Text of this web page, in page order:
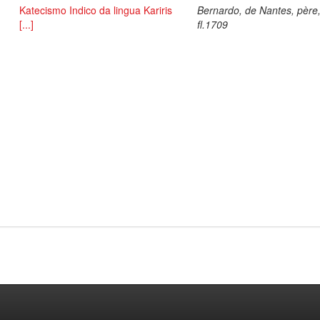
Katecismo Indico da lingua Kariris
[...]
Bernardo, de Nantes,
fl.1709